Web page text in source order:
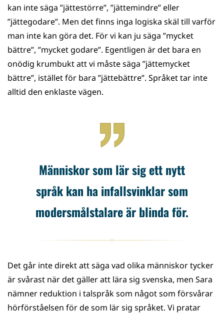
kan inte säga ”jättestörre”, ”jättemindre” eller
”jättegodare”. Men det finns inga logiska skäl till varför
man inte kan göra det. För vi kan ju säga ”mycket
bättre”, ”mycket godare”. Egentligen är det bara en
onödig krumbukt att vi måste säga ”jättemycket
bättre”, istället för bara ”jättebättre”. Språket tar inte
alltid den enklaste vägen.
Människor som lär sig ett nytt
språk kan ha infallsvinklar som
modersmålstalare är blinda för.
Det går inte direkt att säga vad olika människor tycker
är svårast när det gäller att lära sig svenska, men Sara
nämner reduktion i talspråk som något som försvårar
hörförståelsen för de som lär sig språket. Vi pratar